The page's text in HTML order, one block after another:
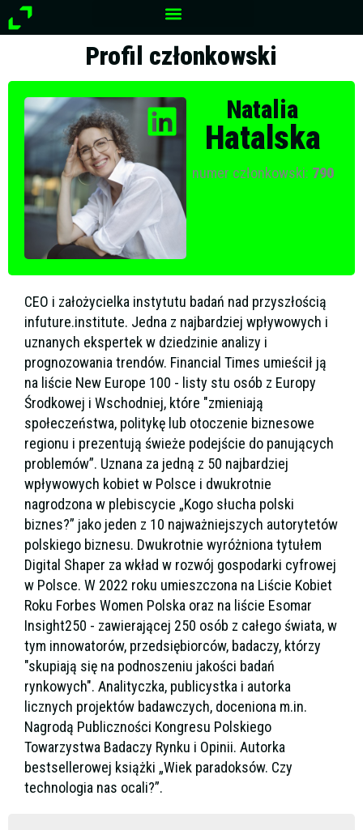
Przejdź
do
Profil członkowski
Natalia
Hatalska
numer członkowski: 790
CEO i założycielka instytutu badań nad przyszłością
infuture.institute. Jedna z najbardziej wpływowych i
uznanych ekspertek w dziedzinie analizy i
prognozowania trendów. Financial Times umieścił ją
na liście New Europe 100 - listy stu osób z Europy
Środkowej i Wschodniej, które "zmieniają
społeczeństwa, politykę lub otoczenie biznesowe
regionu i prezentują świeże podejście do panujących
problemów”. Uznana za jedną z 50 najbardziej
wpływowych kobiet w Polsce i dwukrotnie
nagrodzona w plebiscycie „Kogo słucha polski
biznes?” jako jeden z 10 najważniejszych autorytetów
polskiego biznesu. Dwukrotnie wyróżniona tytułem
Digital Shaper za wkład w rozwój gospodarki cyfrowej
w Polsce. W 2022 roku umieszczona na Liście Kobiet
Roku Forbes Women Polska oraz na liście Esomar
Insight250 - zawierającej 250 osób z całego świata, w
tym innowatorów, przedsiębiorców, badaczy, którzy
"skupiają się na podnoszeniu jakości badań
rynkowych". Analityczka, publicystka i autorka
licznych projektów badawczych, doceniona m.in.
Nagrodą Publiczności Kongresu Polskiego
Towarzystwa Badaczy Rynku i Opinii. Autorka
bestsellerowej książki „Wiek paradoksów. Czy
technologia nas ocali?”.